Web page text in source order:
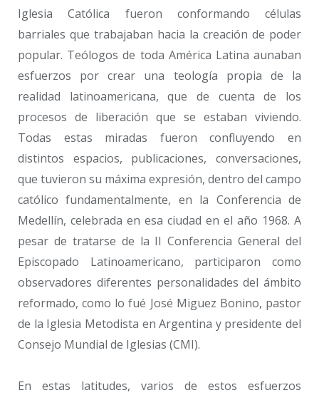
Iglesia Católica fueron conformando células
barriales que trabajaban hacia la creación de poder
popular. Teólogos de toda América Latina aunaban
esfuerzos por crear una teología propia de la
realidad latinoamericana, que de cuenta de los
procesos de liberación que se estaban viviendo.
Todas estas miradas fueron confluyendo en
distintos espacios, publicaciones, conversaciones,
que tuvieron su máxima expresión, dentro del campo
católico fundamentalmente, en la Conferencia de
Medellín, celebrada en esa ciudad en el año 1968. A
pesar de tratarse de la II Conferencia General del
Episcopado Latinoamericano, participaron como
observadores diferentes personalidades del ámbito
reformado, como lo fué José Miguez Bonino, pastor
de la Iglesia Metodista en Argentina y presidente del
Consejo Mundial de Iglesias (CMI).
En estas latitudes, varios de estos esfuerzos